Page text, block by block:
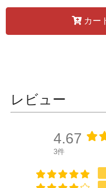
カー
レビュー
4.67
3件